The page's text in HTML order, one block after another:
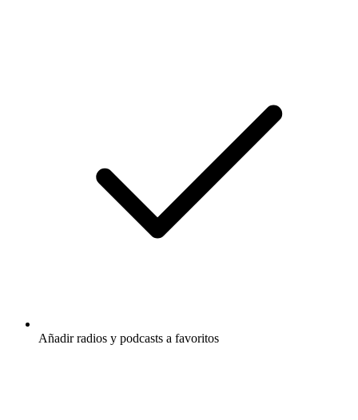
Añadir radios y podcasts a favoritos